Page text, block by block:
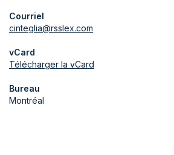
Courriel
cinteglia@rsslex.com
vCard
Télécharger la vCard
Bureau
Montréal